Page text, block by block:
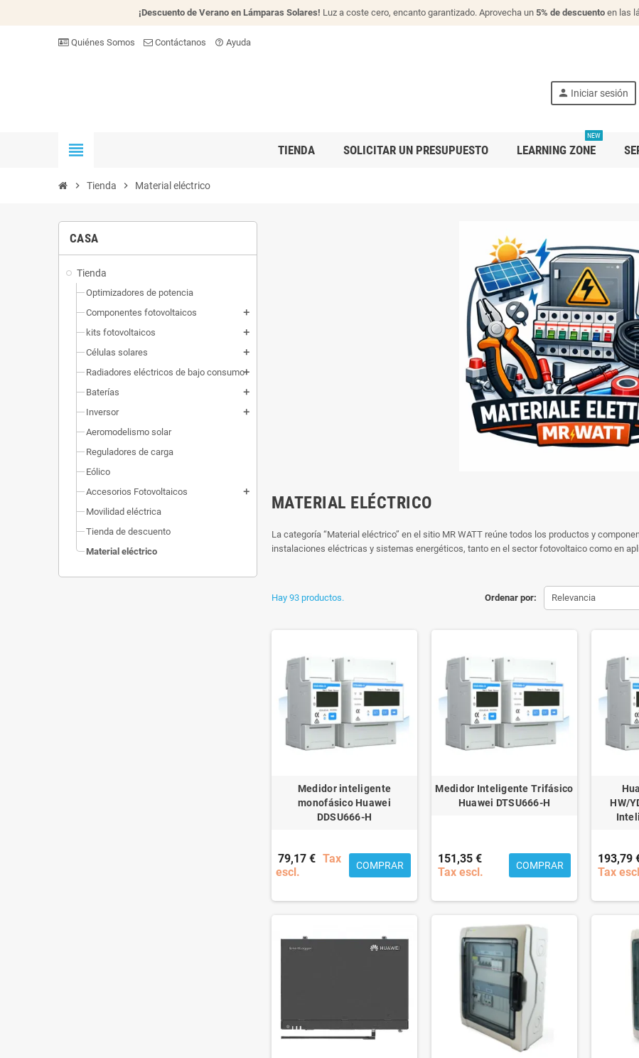
¡Descuento de Verano en Lámparas Solares! Luz a coste cero, encanto garantizado. Aprovecha un 5% de descuentoen las
Quiénes Somos Contáctanos help_outline Ayuda
person Iniciar sesión
view_headline TIENDA SOLICITAR UN PRESUPUESTO LEARNING ZONE
NEW
chevron_right Tienda chevron_right Material eléctrico
CASA
Tienda
Optimizadores de potencia
Componentes fotovoltaicos
add
kits fotovoltaicos add
Células solares add
Radiadores eléctricos de bajo consumoadd
Baterías add
Inversor add
Aeromodelismo solar
Reguladores de carga
Eólico
Accesorios Fotovoltaicos
add
Movilidad eléctrica
Tienda de descuento
Material eléctrico
MATERIAL ELÉCTRICO
La categoría “Material eléctrico” en el sitio MR WATT reúne todos los productos y
instalaciones eléctricas y sistemas energéticos, tanto en el sector fotovoltaico como en
Ordenar por: Relevancia
Hay 93 productos.
Medidor inteligente
monofásico Huawei
DDSU666-H
79,17 € Tax
escl.
COMPRAR
Medidor Inteligente Trifásico
Huawei DTSU666-H
151,35 €
Tax escl.
COMPRAR
HW/
193,79
Tax